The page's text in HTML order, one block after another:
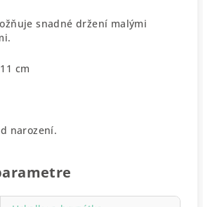
snadné držení malými
cm
narození.